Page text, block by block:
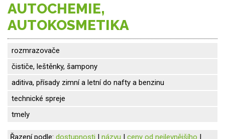
AUTOCHEMIE,
AUTOKOSMETIKA
rozmrazovače
čističe, leštěnky, šampony
aditiva, přísady zimní a letní do nafty a benzinu
technické spreje
tmely
Řazení podle: dostupnosti | názvu | ceny od nejlevnějšího |